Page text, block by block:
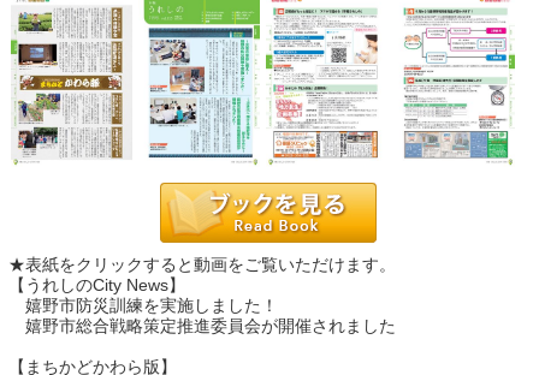
★表紙をクリックすると動画をご覧いただけます。
【うれしのCity News】
嬉野市防災訓練を実施しました！
嬉野市総合戦略策定推進委員会が開催されました
【まちかどかわら版】
運営：福博印刷
saga ebooksとは
よくある質問
サイトマップ
お問い合わせ